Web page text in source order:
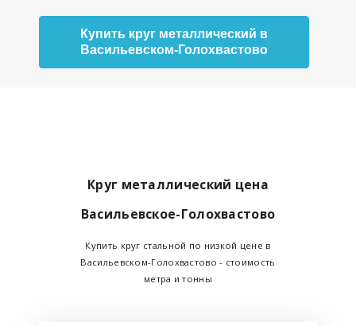
Купить круг металлический в
Васильевском-Голохвастово
Круг металлический цена
Васильевское-Голохвастово
Купить круг стальной по низкой цене в
Васильевском-Голохвастово - стоимость
метра и тонны